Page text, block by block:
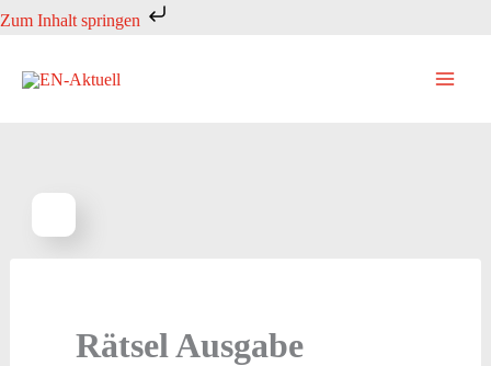
Zum Inhalt springen
Zum
springen
Rätsel Ausgabe